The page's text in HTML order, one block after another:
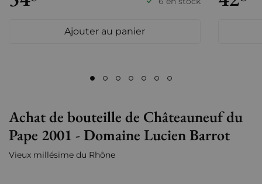
Ajouter au panier
Achat de bouteille de Châteauneuf du
Pape 2001 - Domaine Lucien Barrot
Vieux millésime du Rhône